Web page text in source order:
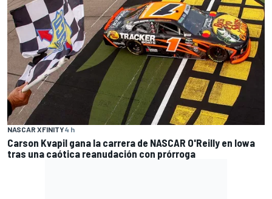
NASCAR XFINITY4 h
Carson Kvapil gana la carrera de NASCAR O'Reilly en Iowa
tras una caótica reanudación con prórroga